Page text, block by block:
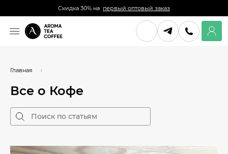
Скидка 30% на первый оптовый заказ
Главная
Все о Кофе